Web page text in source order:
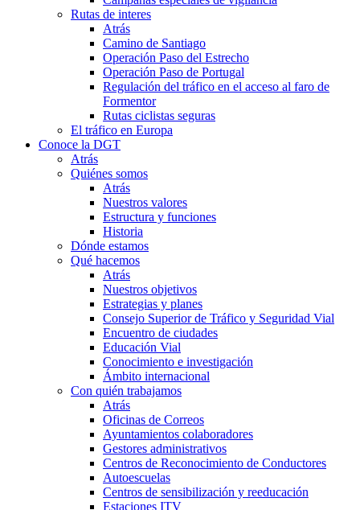
Rutas de interes
Atrás
Camino de Santiago
Operación Paso del Estrecho
Operación Paso de Portugal
Regulación del tráfico en el acceso al faro de
Formentor
Rutas ciclistas seguras
El tráfico en Europa
Conoce la DGT
Atrás
Quiénes somos
Atrás
Nuestros valores
Estructura y funciones
Historia
Dónde estamos
Qué hacemos
Atrás
Nuestros objetivos
Estrategias y planes
Consejo Superior de Tráfico y Seguridad Vial
Encuentro de ciudades
Educación Vial
Conocimiento e investigación
Ámbito internacional
Con quién trabajamos
Atrás
Oficinas de Correos
Ayuntamientos colaboradores
Gestores administrativos
Centros de Reconocimiento de Conductores
Autoescuelas
Centros de sensibilización y reeducación
Estaciones ITV